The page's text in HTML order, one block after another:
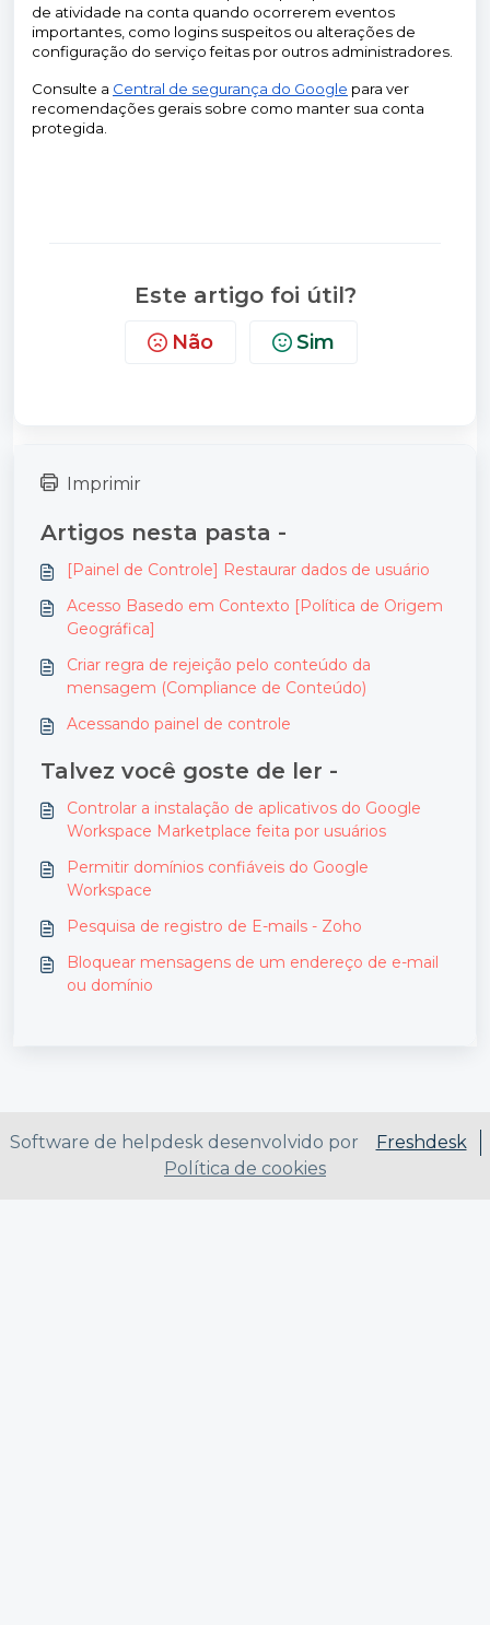
de atividade na conta quando ocorrerem eventos
importantes, como logins suspeitos ou alterações de
configuração do serviço feitas por outros administradores.
Consulte a Central de segurança do Google para ver
recomendações gerais sobre como manter sua conta
protegida.
Este artigo foi útil?
Não Sim
Imprimir
Artigos nesta pasta -
[Painel de Controle] Restaurar dados de usuário
Acesso Basedo em Contexto [Política de Origem
Geográfica]
Criar regra de rejeição pelo conteúdo da
mensagem (Compliance de Conteúdo)
Acessando painel de controle
Talvez você goste de ler -
Controlar a instalação de aplicativos do Google
Workspace Marketplace feita por usuários
Permitir domínios confiáveis do Google
Workspace
Pesquisa de registro de E-mails - Zoho
Bloquear mensagens de um endereço de e-mail
ou domínio
Software de helpdesk desenvolvido por
Freshdesk
Política de cookies